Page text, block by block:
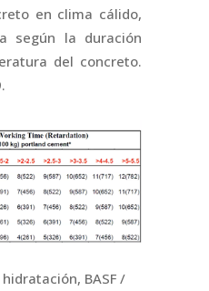
en clima cálido,
según la duración
del concreto.
BASF /